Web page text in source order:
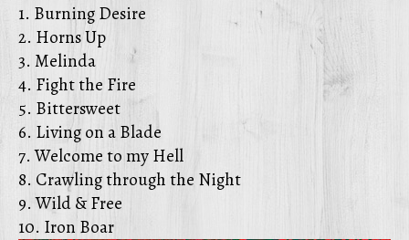
1. Burning Desire
2. Horns Up
3. Melinda
4. Fight the Fire
5. Bittersweet
6. Living on a Blade
7. Welcome to my Hell
8. Crawling through the Night
9. Wild & Free
10. Iron Boar